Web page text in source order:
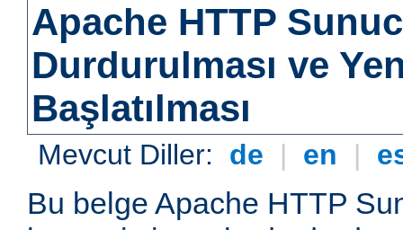
Apache HTTP
Durdurulması ve
Başlatılması
Mevcut Diller: de | en |
Bu belge Apache HTTP